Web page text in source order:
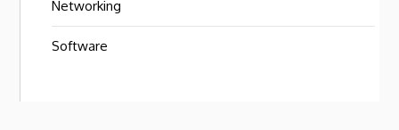
Networking
Software